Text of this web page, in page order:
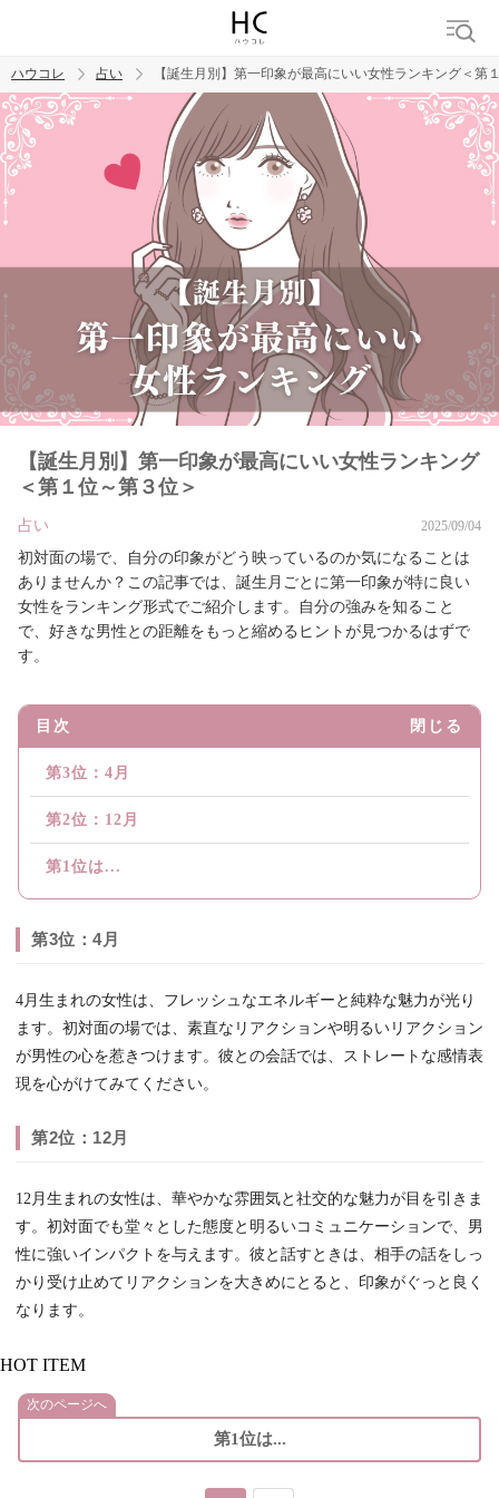
トレンド ワード
ハウコレ 占い 【誕生月別】第一印象が最高にいい女性ランキング＜第
【誕生月別】第一印象が最高にいい女性ランキング
＜第１位～第３位＞
占い 2025/09/04
初対面の場で、自分の印象がどう映っているのか気になることは
ありませんか？この記事では、誕生月ごとに第一印象が特に良い
女性をランキング形式でご紹介します。自分の強みを知ること
で、好きな男性との距離をもっと縮めるヒントが見つかるはずで
す。
目次 閉じる
第3位：4月
第2位：12月
第1位は...
第3位：4月
4月生まれの女性は、フレッシュなエネルギーと純粋な魅力が光り
ます。初対面の場では、素直なリアクションや明るいリアクション
が男性の心を惹きつけます。彼との会話では、ストレートな感情表
現を心がけてみてください。
第2位：12月
12月生まれの女性は、華やかな雰囲気と社交的な魅力が目を引きま
す。初対面でも堂々とした態度と明るいコミュニケーションで、男
性に強いインパクトを与えます。彼と話すときは、相手の話をしっ
かり受け止めてリアクションを大きめにとると、印象がぐっと良く
なります。
HOT ITEM
次のページへ
第1位は...